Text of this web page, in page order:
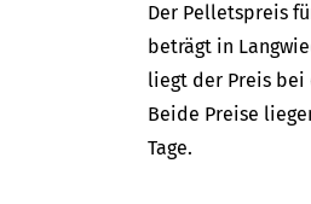
Der Pelletspreis
beträgt in
liegt der Preis bei
Beide Preise
Tage.